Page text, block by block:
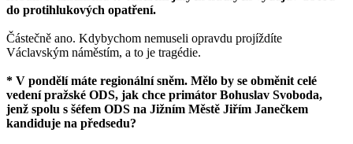
do protihlukových opatření.
Částečně ano. Kdybychom nemuseli opravdu projíždíte
Václavským náměstím, a to je tragédie.
* V pondělí máte regionální sněm. Mělo by se obměnit celé
vedení pražské ODS, jak chce primátor Bohuslav Svoboda,
jenž spolu s šéfem ODS na Jižním Městě Jiřím Janečkem
kandiduje na předsedu?